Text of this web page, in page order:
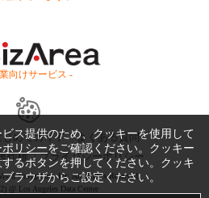
向けサービス -
じめてガイド
よくある質問
作権 プライバシーポリシー
Navigation, Inc. All Rights Reserved.
@ Los Angeles Data Center
ス提供のため、クッキーを使用して
リシーをご確認ください。クッキー
るボタンを押してください。クッキ
ラウザからご設定ください。